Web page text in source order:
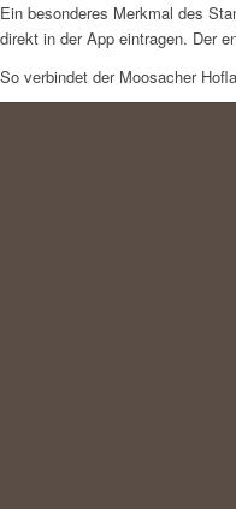
Ein besonderes Merkmal des
direkt in der App eintragen. Der
So verbindet der Moosacher